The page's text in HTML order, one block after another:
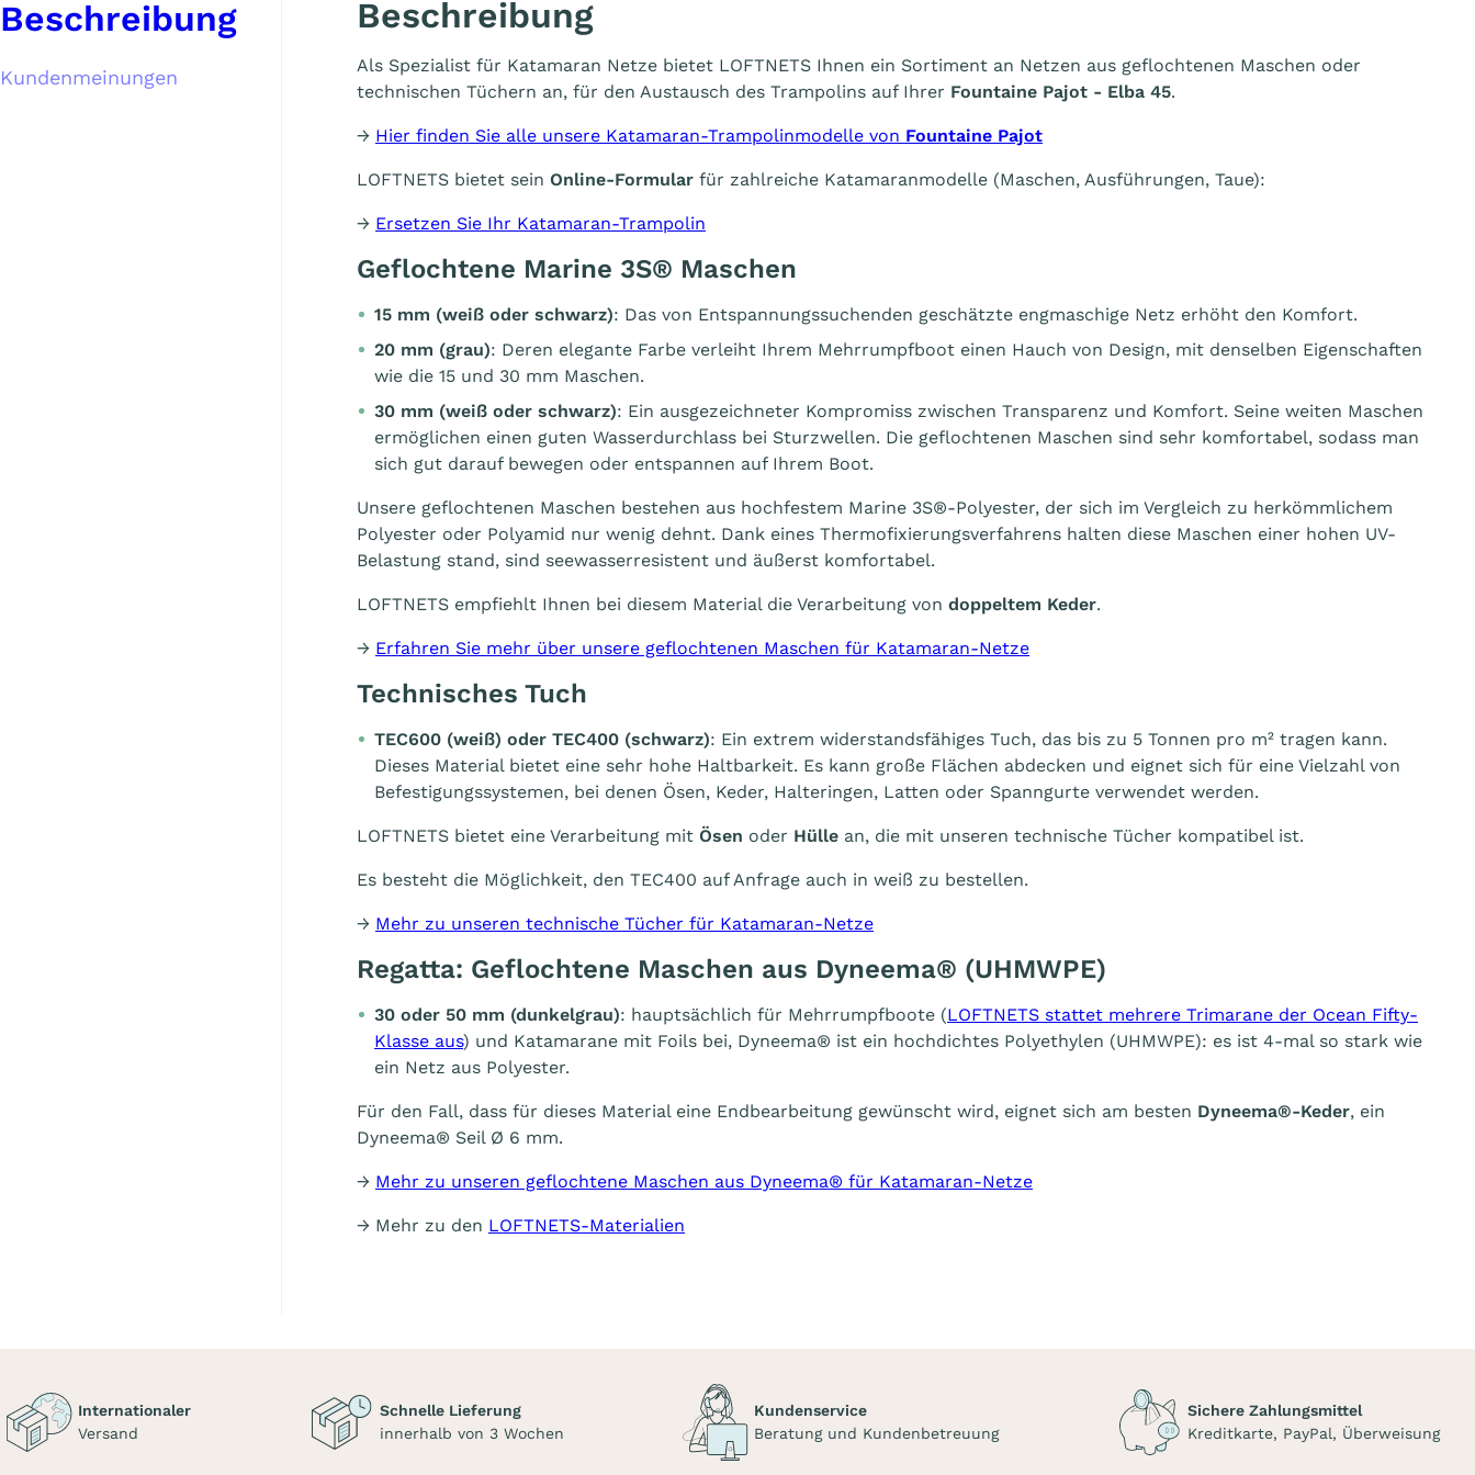
Beschreibung
Kundenmeinungen
Beschreibung
Als Spezialist für Katamaran Netze bietet LOFTNETS Ihnen ein Sortiment an Netzen aus geflochtenen Maschen oder
technischen Tüchern an, für den Austausch des Trampolins auf Ihrer Fountaine Pajot - Elba 45.
→ Hier finden Sie alle unsere Katamaran-Trampolinmodelle von Fountaine Pajot
LOFTNETS bietet sein Online-Formular für zahlreiche Katamaranmodelle (Maschen, Ausführungen, Taue):
→ Ersetzen Sie Ihr Katamaran-Trampolin
Geflochtene Marine 3S® Maschen
15 mm (weiß oder schwarz): Das von Entspannungssuchenden geschätzte engmaschige Netz erhöht den Komfort.
20 mm (grau): Deren elegante Farbe verleiht Ihrem Mehrrumpfboot einen Hauch von Design, mit denselben Eigenschaften
wie die 15 und 30 mm Maschen.
30 mm (weiß oder schwarz): Ein ausgezeichneter Kompromiss zwischen Transparenz und Komfort. Seine weiten Maschen
ermöglichen einen guten Wasserdurchlass bei Sturzwellen. Die geflochtenen Maschen sind sehr komfortabel, sodass man
sich gut darauf bewegen oder entspannen auf Ihrem Boot.
Unsere geflochtenen Maschen bestehen aus hochfestem Marine 3S®-Polyester, der sich im Vergleich zu herkömmlichem
Polyester oder Polyamid nur wenig dehnt. Dank eines Thermofixierungsverfahrens halten diese Maschen einer hohen UV-
Belastung stand, sind seewasserresistent und äußerst komfortabel.
LOFTNETS empfiehlt Ihnen bei diesem Material die Verarbeitung von doppeltem Keder.
→ Erfahren Sie mehr über unsere geflochtenen Maschen für Katamaran-Netze
Technisches Tuch
TEC600 (weiß) oder TEC400 (schwarz): Ein extrem widerstandsfähiges Tuch, das bis zu 5 Tonnen pro m² tragen kann.
Dieses Material bietet eine sehr hohe Haltbarkeit. Es kann große Flächen abdecken und eignet sich für eine Vielzahl von
Befestigungssystemen, bei denen Ösen, Keder, Halteringen, Latten oder Spanngurte verwendet werden.
LOFTNETS bietet eine Verarbeitung mit Ösen oder Hülle an, die mit unseren technische Tücher kompatibel ist.
Es besteht die Möglichkeit, den TEC400 auf Anfrage auch in weiß zu bestellen.
→ Mehr zu unseren technische Tücher für Katamaran-Netze
Regatta: Geflochtene Maschen aus Dyneema® (UHMWPE)
30 oder 50 mm (dunkelgrau): hauptsächlich für Mehrrumpfboote (LOFTNETS stattet mehrere Trimarane der Ocean Fifty-
Klasse aus) und Katamarane mit Foils bei, Dyneema® ist ein hochdichtes Polyethylen (UHMWPE): es ist 4-mal so stark wie
ein Netz aus Polyester.
Für den Fall, dass für dieses Material eine Endbearbeitung gewünscht wird, eignet sich am besten Dyneema®-Keder, ein
Dyneema® Seil Ø 6 mm.
→ Mehr zu unseren geflochtene Maschen aus Dyneema® für Katamaran-Netze
→ Mehr zu den LOFTNETS-Materialien
Internationaler
Versand
Schnelle Lieferung
innerhalb von 3 Wochen
Kundenservice
Beratung und Kundenbetreuung
Sichere Zahlungsmittel
Kreditkarte, PayPal, Überweisung